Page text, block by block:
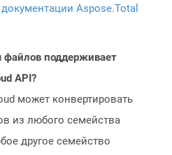
документации Aspose.Total
поддерживает
API?
может конвертировать
из любого семейства
другое семейство